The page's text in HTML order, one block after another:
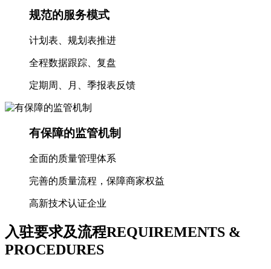
规范的服务模式
计划表、规划表推进
全程数据跟踪、复盘
定期周、月、季报表反馈
有保障的监管机制
全面的质量管理体系
完善的质量流程，保障商家权益
高新技术认证企业
入驻要求及流程REQUIREMENTS &
PROCEDURES